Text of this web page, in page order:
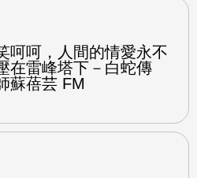
呵呵，人間的情愛永不
在雷峰塔下－白蛇傳
蘇蓓芸 FM